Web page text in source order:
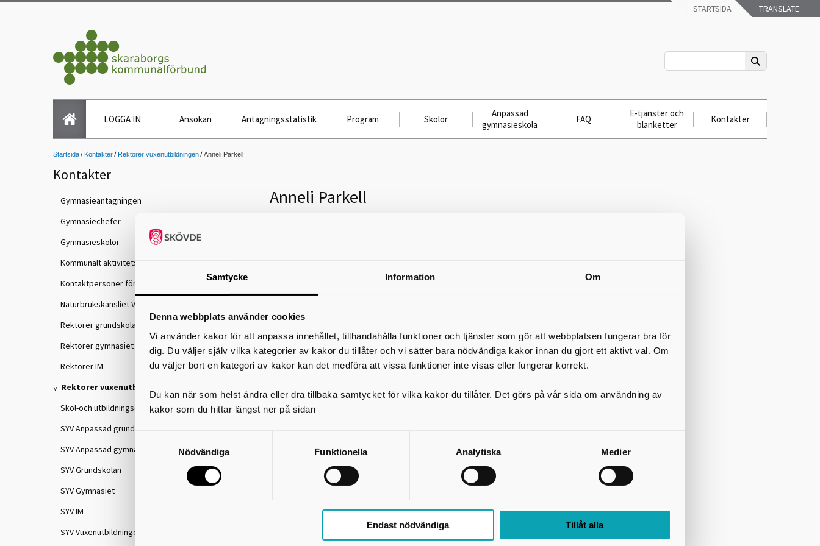
Samtycke Information Om
Denna webbplats använder cookies
Vi använder kakor för att anpassa innehållet, tillhandahålla funktioner och tjänster som gör att webbplatsen fungerar bra för
dig. Du väljer själv vilka kategorier av kakor du tillåter och vi sätter bara nödvändiga kakor innan du gjort ett aktivt val. Om
du väljer bort en kategori av kakor kan det medföra att vissa funktioner inte visas eller fungerar korrekt.
Du kan när som helst ändra eller dra tillbaka samtycket för vilka kakor du tillåter. Det görs på vår sida om användning av
kakor som du hittar längst ner på sidan
Nödvändiga Funktionella Analytiska Medier
Endast nödvändiga Tillåt alla
STARTSIDA TRANSLATE
LOGGA IN Ansökan Antagningsstatistik Program Skolor
Anpassad
gymnasieskola
FAQ
E-tjänster och
blanketter
Kontakter
Startsida Kontakter Rektorer vuxenutbildningen Anneli Parkell
Kontakter
Gymnasieantagningen
Gymnasiechefer
Gymnasieskolor
Kommunalt aktivitetsansvar (KAA)
Kontaktpersoner för IKE
Naturbrukskansliet VGR
Rektorer grundskolan
Rektorer gymnasiet
Rektorer IM
Rektorer vuxenutbildningen
Skol-och utbildningschefer
SYV Anpassad grundskola
SYV Anpassad gymnasieskola
SYV Grundskolan
SYV Gymnasiet
SYV IM
SYV Vuxenutbildningen
Anneli Parkell
*Ditt namn
*Ämne
*Meddelande